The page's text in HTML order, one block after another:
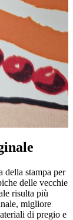
della stampa per
delle vecchie
risulta più
migliore
di pregio e